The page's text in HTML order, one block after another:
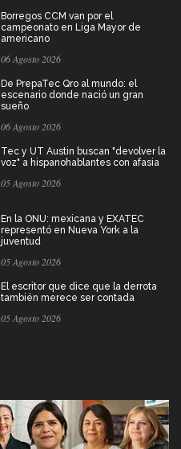
Borregos CCM van por el
campeonato en Liga Mayor de
americano
06 Agosto 2026
De PrepaTec Qro al mundo: el
escenario donde nació un gran
sueño
06 Agosto 2026
Tec y UT Austin buscan "devolver la
voz" a hispanohablantes con afasia
05 Agosto 2026
En la ONU: mexicana y EXATEC
representó en Nueva York a la
juventud
05 Agosto 2026
El escritor que dice que la derrota
también merece ser contada
05 Agosto 2026